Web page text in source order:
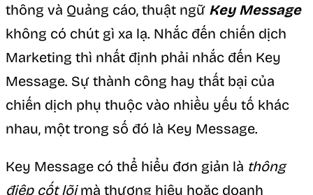
thông và Quảng cáo, thuật ngữ Key Message
không có chút gì xa lạ. Nhắc đến chiến dịch
Marketing thì nhất định phải nhắc đến Key
Message. Sự thành công hay thất bại của
chiến dịch phụ thuộc vào nhiều yếu tố khác
nhau, một trong số đó là Key Message.
Key Message có thể hiểu đơn giản là thông
điệp cốt lõimà thương hiệu hoặc doanh